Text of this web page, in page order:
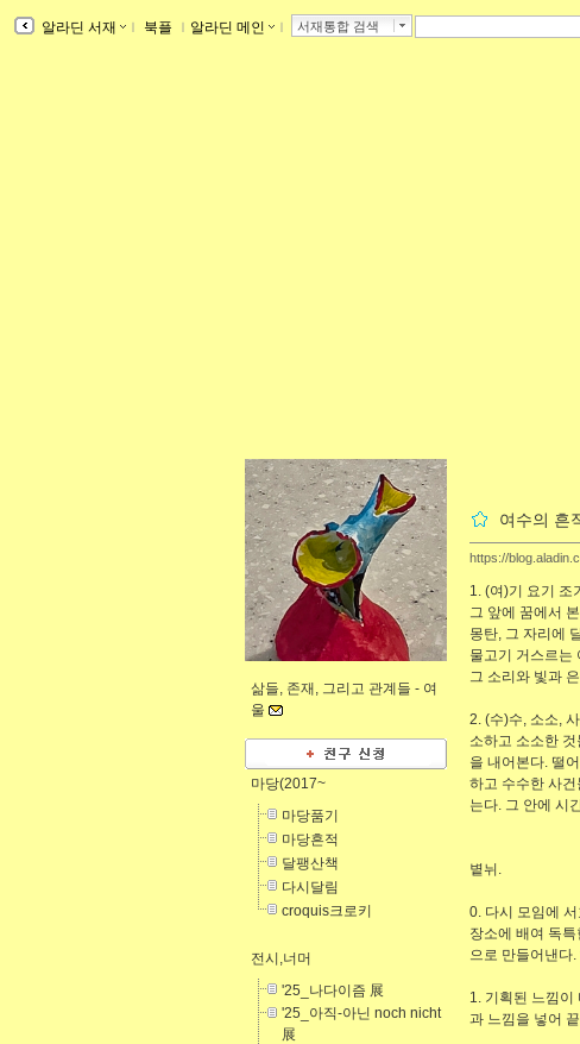
알라딘 서재 ｌ 북플 ｌ 알라딘 메인 ｌ 서재통합 검색
삶들, 존재, 그리고 관계들 - 여
울
마당(2017~
마당품기
마당흔적
달팽산책
다시달림
croquis크로키
전시,너머
'25_나다이즘 展
'25_아직-아닌 noch nicht
展
여수의 흔
https://
1. (여)기 요기 조
그 앞에 꿈에서
몽탄, 그 자리에
물고기 거스르는
그 소리와 빛과
2. (수)수, 소소,
소하고 소소한
을 내어본다. 떨
하고 수수한 사건
는다. 그 안에 시
볕뉘.
0. 다시 모임에
장소에 배여 독
으로 만들어낸다
1. 기획된 느낌이
과 느낌을 넣어